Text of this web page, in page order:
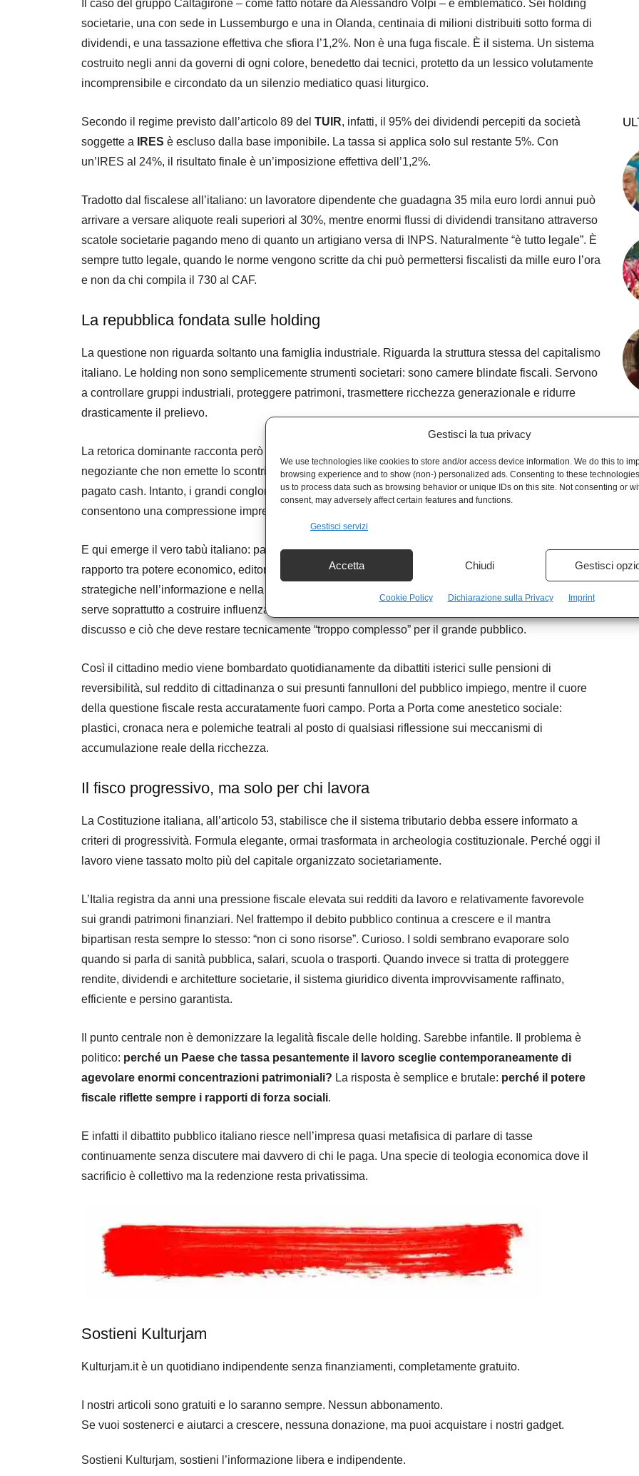
Gestisci la tua privacy
We use technologies like cookies to store and/or access device information. We do this to
browsing experience and to show (non-) personalized ads. Consenting to these
us to process data such as browsing behavior or unique IDs on this site. Not consenting or
consent, may adversely affect certain features and functions.
Gestisci servizi
Accetta Chiudi Gestisci
Cookie Policy Dichiarazione sulla Privacy Imprint
Il caso del gruppo Caltagirone – come fatto notare da Alessandro Volpi – è emblematico. Sei holding
societarie, una con sede in Lussemburgo e una in Olanda, centinaia di milioni distribuiti sotto forma di
dividendi, e una tassazione effettiva che sfiora l’1,2%. Non è una fuga fiscale. È il sistema. Un sistema
costruito negli anni da governi di ogni colore, benedetto dai tecnici, protetto da un lessico volutamente
incomprensibile e circondato da un silenzio mediatico quasi liturgico.
Secondo il regime previsto dall’articolo 89 del TUIR, infatti, il 95% dei dividendi percepiti da società
soggette a
IRES è escluso dalla base imponibile. La tassa si applica solo sul restante 5%. Con
un’IRES al 24%, il risultato finale è un’imposizione effettiva dell’1,2%.
Tradotto dal fiscalese all’italiano: un lavoratore dipendente che guadagna 35 mila euro lordi annui può
arrivare a versare aliquote reali superiori al 30%, mentre enormi flussi di dividendi transitano attraverso
scatole societarie pagando meno di quanto un artigiano versa di INPS. Naturalmente “è tutto legale”. È
sempre tutto legale, quando le norme vengono scritte da chi può permettersi fiscalisti da mille euro l’ora
e non da chi compila il 730 al CAF.
La repubblica fondata sulle holding
La questione non riguarda soltanto una famiglia industriale. Riguarda la struttura stessa del capitalismo
italiano. Le holding non sono semplicemente strumenti societari: sono camere blindate fiscali. Servono
a controllare gruppi industriali, proteggere patrimoni, trasmettere ricchezza generazionale e ridurre
drasticamente il prelievo.
La retorica dominante racconta però un altro Paese. Quello in cui il problema fiscale sarebbe il
negoziante che non emette lo scontrino del caffè, il pensionato che fa ripetizioni in nero o il muratore
pagato cash. Intanto, i grandi conglomerati societari sfruttano meccanismi perfettamente normati che
consentono una compressione impressionante dell’imposizione reale.
E qui emerge il vero tabù italiano: parlare seriamente di redistribuzione fiscale significa toccare il
rapporto tra potere economico, editoria e politica. Il gruppo Caltagirone possiede partecipazioni
strategiche nell’informazione e nella finanza. In Italia avere giornali non serve soltanto a fare editoria;
serve soprattutto a costruire influenza, orientare il dibattito pubblico e definire ciò che può essere
discusso e ciò che deve restare tecnicamente “troppo complesso” per il grande pubblico.
Così il cittadino medio viene bombardato quotidianamente da dibattiti isterici sulle pensioni di
reversibilità, sul reddito di cittadinanza o sui presunti fannulloni del pubblico impiego, mentre il cuore
della questione fiscale resta accuratamente fuori campo. Porta a Porta come anestetico sociale:
plastici, cronaca nera e polemiche teatrali al posto di qualsiasi riflessione sui meccanismi di
accumulazione reale della ricchezza.
Il fisco progressivo, ma solo per chi lavora
La Costituzione italiana, all’articolo 53, stabilisce che il sistema tributario debba essere informato a
criteri di progressività. Formula elegante, ormai trasformata in archeologia costituzionale. Perché oggi il
lavoro viene tassato molto più del capitale organizzato societariamente.
L’Italia registra da anni una pressione fiscale elevata sui redditi da lavoro e relativamente favorevole
sui grandi patrimoni finanziari. Nel frattempo il debito pubblico continua a crescere e il mantra
bipartisan resta sempre lo stesso: “non ci sono risorse”. Curioso. I soldi sembrano evaporare solo
quando si parla di sanità pubblica, salari, scuola o trasporti. Quando invece si tratta di proteggere
rendite, dividendi e architetture societarie, il sistema giuridico diventa improvvisamente raffinato,
efficiente e persino garantista.
Il punto centrale non è demonizzare la legalità fiscale delle holding. Sarebbe infantile. Il problema è
politico: perché un Paese che tassa pesantemente il lavoro sceglie contemporaneamente di
agevolare enormi concentrazioni patrimoniali? La risposta è semplice e brutale: perché il potere
fiscale riflette sempre i rapporti di forza sociali.
E infatti il dibattito pubblico italiano riesce nell’impresa quasi metafisica di parlare di tasse
continuamente senza discutere mai davvero di chi le paga. Una specie di teologia economica dove il
sacrificio è collettivo ma la redenzione resta privatissima.
Sostieni Kulturjam
Kulturjam.it è un quotidiano indipendente senza finanziamenti, completamente gratuito.
I nostri articoli sono gratuiti e lo saranno sempre. Nessun abbonamento.
Se vuoi sostenerci e aiutarci a crescere, nessuna donazione, ma puoi acquistare i nostri gadget.
Sostieni Kulturjam, sostieni l’informazione libera e indipendente.